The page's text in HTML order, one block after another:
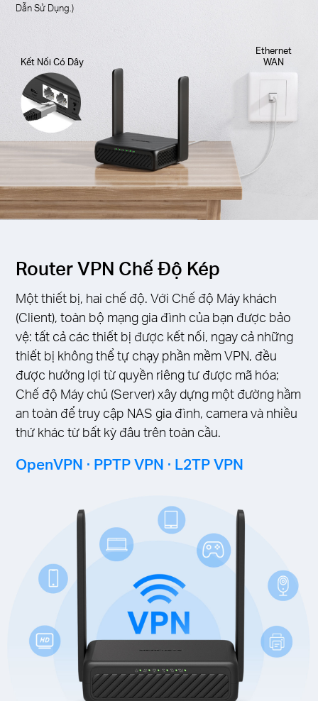
Dẫn Sử Dụng.)
Kết Nối Có Dây
Ethernet
WAN
Router VPN Chế Độ Kép
Một thiết bị, hai chế độ. Với Chế độ Máy khách
(Client), toàn bộ mạng gia đình của bạn được bảo
vệ: tất cả các thiết bị được kết nối, ngay cả những
thiết bị không thể tự chạy phần mềm VPN, đều
được hưởng lợi từ quyền riêng tư được mã hóa;
Chế độ Máy chủ (Server) xây dựng một đường hầm
an toàn để truy cập NAS gia đình, camera và nhiều
thứ khác từ bất kỳ đâu trên toàn cầu.
OpenVPN · PPTP VPN · L2TP VPN